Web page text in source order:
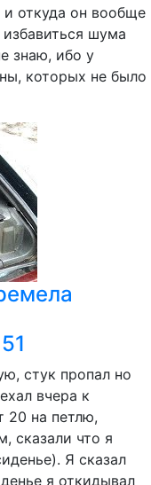
откуда он вообще
шума
знаю, ибо у
которых не было
стук пропал но
вчера к
20 на петлю,
сказали что я
Я сказал
я откидывал